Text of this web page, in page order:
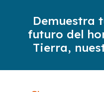
Demuestra
futuro del
Tierra,